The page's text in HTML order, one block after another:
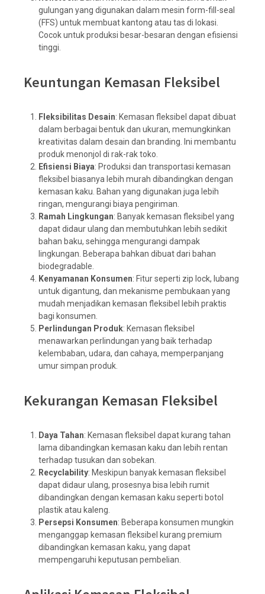
gulungan yang digunakan dalam mesin form-fill-seal
(FFS) untuk membuat kantong atau tas di lokasi.
Cocok untuk produksi besar-besaran dengan efisiensi
tinggi.
Keuntungan Kemasan Fleksibel
Fleksibilitas Desain: Kemasan fleksibel dapat dibuat
dalam berbagai bentuk dan ukuran, memungkinkan
kreativitas dalam desain dan branding. Ini membantu
produk menonjol di rak-rak toko.
Efisiensi Biaya: Produksi dan transportasi kemasan
fleksibel biasanya lebih murah dibandingkan dengan
kemasan kaku. Bahan yang digunakan juga lebih
ringan, mengurangi biaya pengiriman.
Ramah Lingkungan: Banyak kemasan fleksibel yang
dapat didaur ulang dan membutuhkan lebih sedikit
bahan baku, sehingga mengurangi dampak
lingkungan. Beberapa bahkan dibuat dari bahan
biodegradable.
Kenyamanan Konsumen: Fitur seperti zip lock, lubang
untuk digantung, dan mekanisme pembukaan yang
mudah menjadikan kemasan fleksibel lebih praktis
bagi konsumen.
Perlindungan Produk: Kemasan fleksibel
menawarkan perlindungan yang baik terhadap
kelembaban, udara, dan cahaya, memperpanjang
umur simpan produk.
Kekurangan Kemasan Fleksibel
Daya Tahan: Kemasan fleksibel dapat kurang tahan
lama dibandingkan kemasan kaku dan lebih rentan
terhadap tusukan dan sobekan.
Recyclability: Meskipun banyak kemasan fleksibel
dapat didaur ulang, prosesnya bisa lebih rumit
dibandingkan dengan kemasan kaku seperti botol
plastik atau kaleng.
Persepsi Konsumen: Beberapa konsumen mungkin
menganggap kemasan fleksibel kurang premium
dibandingkan kemasan kaku, yang dapat
mempengaruhi keputusan pembelian.